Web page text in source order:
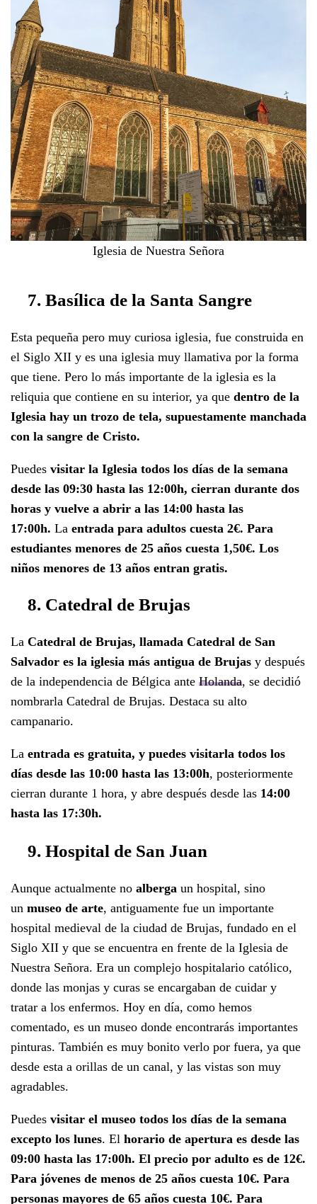
Iglesia de Nuestra Señora
7. Basílica de la Santa Sangre
Esta pequeña pero muy curiosa iglesia, fue construida en
el Siglo XII y es una iglesia muy llamativa por la forma
que tiene. Pero lo más importante de la iglesia es la
reliquia que contiene en su interior, ya que dentro de la
Iglesia hay un trozo de tela, supuestamente manchada
con la sangre de Cristo.
Puedes visitar la Iglesia todos los días de la semana
desde las 09:30 hasta las 12:00h, cierran durante dos
horas y vuelve a abrir a las 14:00 hasta las
17:00h. La entrada para adultos cuesta 2€. Para
estudiantes menores de 25 años cuesta 1,50€. Los
niños menores de 13 años entran gratis.
8. Catedral de Brujas
La Catedral de Brujas, llamada Catedral de San
Salvador es la iglesia más antigua de Brujas y después
de la independencia de Bélgica ante Holanda, se decidió
nombrarla Catedral de Brujas. Destaca su alto
campanario.
La entrada es gratuita, y puedes visitarla todos los
días desde las 10:00 hasta las 13:00h, posteriormente
cierran durante 1 hora, y abre después desde las 14:00
hasta las 17:30h.
9. Hospital de San Juan
Aunque actualmente no alberga un hospital, sino
un museo de arte, antiguamente fue un importante
hospital medieval de la ciudad de Brujas, fundado en el
Siglo XII y que se encuentra en frente de la Iglesia de
Nuestra Señora. Era un complejo hospitalario católico,
donde las monjas y curas se encargaban de cuidar y
tratar a los enfermos. Hoy en día, como hemos
comentado, es un museo donde encontrarás importantes
pinturas. También es muy bonito verlo por fuera, ya que
desde esta a orillas de un canal, y las vistas son muy
agradables.
Puedes visitar el museo todos los días de la semana
excepto los lunes. El horario de apertura es desde las
09:00 hasta las 17:00h. El precio por adulto es de 12€.
Para jóvenes de menos de 25 años cuesta 10€. Para
personas mayores de 65 años cuesta 10€. Para